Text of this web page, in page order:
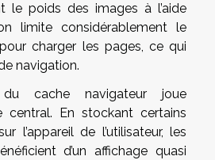
le poids des images à l’aide
limite considérablement le
charger les pages, ce qui
navigation.
du cache navigateur joue
central. En stockant certains
l’appareil de l’utilisateur, les
d’un affichage quasi